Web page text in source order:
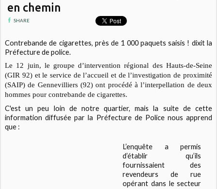
en chemin
SHARE
Contrebande de cigarettes, près de 1 000 paquets saisis ! dixit la
Préfecture de police.
Le 12 juin, le groupe d’intervention régional des Hauts-de-Seine
(GIR 92) et le service de l’accueil et de l’investigation de proximité
(SAIP) de Gennevilliers (92) ont procédé à l’interpellation de deux
hommes pour contrebande de cigarettes.
C'est un peu loin de notre quartier, mais la suite de cette
information diffusée par la Préfecture de Police nous apprend
que :
L’enquête a permis
d’établir qu’ils
fournissaient des
revendeurs de rue
opérant dans le secteur